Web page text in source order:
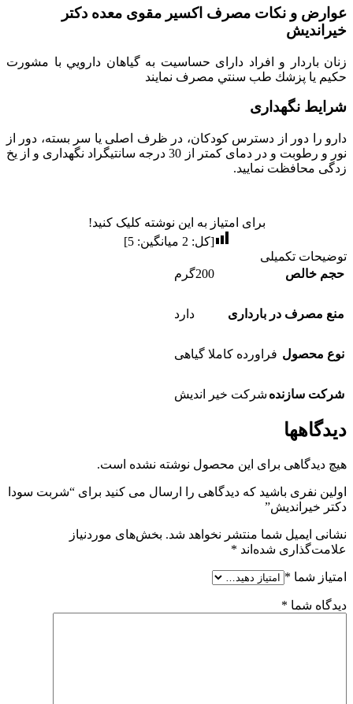
عوارض و نکات مصرف اکسیر مقوی معده دکتر
خیراندیش
زﻧﺎن ﺑﺎردار و اﻓﺮاد دارای ﺣﺴﺎﺳﻴﺖ ﺑﻪ ﮔﻴﺎﻫﺎن داروﻳﻲ ﺑﺎ ﻣﺸﻮرت
ﺣﻜﻴﻢ ﻳﺎ ﭘﺰﺷﻚ ﻃﺐ ﺳﻨﺘﻲ ﻣﺼﺮف ﻧﻤﺎﻳﻨﺪ
شرایط نگهداری
دارو را دور از دسترس کودکان، در ظرف اصلی یا سر بسته، دور از
نور و رطوبت و در دمای کمتر از 30 درجه سانتیگراد نگهداری و از یخ
زدگی محافظت نمایید.
برای امتیاز به این نوشته کلیک کنید!
[کل: 2 میانگین:5
]
توضیحات تکمیلی
حجم خالص
200گرم
منع مصرف در بارداری دارد
نوع محصول فراورده کاملا گیاهی
شرکت سازنده شرکت خیر اندیش
دیدگاهها
هیچ دیدگاهی برای این محصول نوشته نشده است.
اولین نفری باشید که دیدگاهی را ارسال می کنید برای “شربت سودا
دکتر خیراندیش”
نشانی ایمیل شما منتشر نخواهد شد. بخش‌های موردنیاز
علامت‌گذاری شده‌اند *
امتیاز شما *
دیدگاه شما *